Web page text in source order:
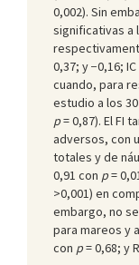
0,002). Sin
significativas a
0,37; y −0,16;
cuando, para
estudio a los 30
p= 0,87). El FI
adversos, con
totales y de
0,91 con p=
>0,001) en
embargo, no
para mareos y
con p= 0,68; y